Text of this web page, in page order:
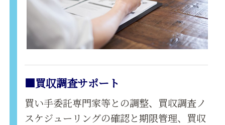
■買収調査サポート
買い手委託専門家等との調整、買収調査ノ
スケジューリングの確認と期限管理、買収